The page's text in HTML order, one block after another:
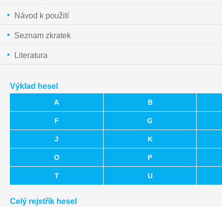
Návod k použití
Seznam zkratek
Literatura
Výklad hesel
A B
F G
J K
O P
T U
Celý rejstřík hesel